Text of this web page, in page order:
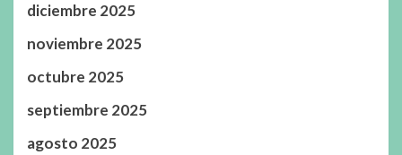
diciembre 2025
noviembre 2025
octubre 2025
septiembre 2025
agosto 2025